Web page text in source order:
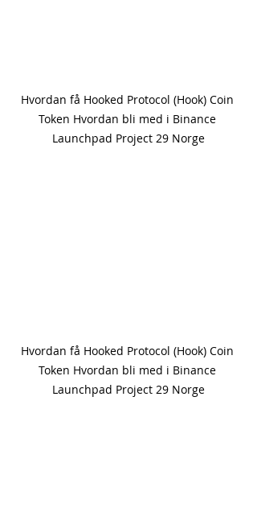
Hvordan få Hooked Protocol (Hook) Coin
Token Hvordan bli med i Binance
Launchpad Project 29 Norge
Hvordan få Hooked Protocol (Hook) Coin
Token Hvordan bli med i Binance
Launchpad Project 29 Norge